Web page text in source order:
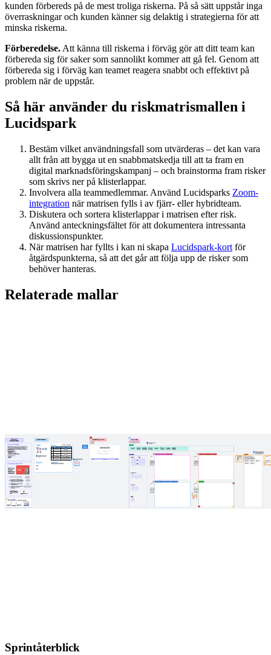
kunden förbereds på de mest troliga riskerna. På så sätt uppstår inga
överraskningar och kunden känner sig delaktig i strategierna för att
minska riskerna.
Förberedelse. Att känna till riskerna i förväg gör att ditt team kan
förbereda sig för saker som sannolikt kommer att gå fel. Genom att
förbereda sig i förväg kan teamet reagera snabbt och effektivt på
problem när de uppstår.
Så här använder du riskmatrismallen i
Lucidspark
Bestäm vilket användningsfall som utvärderas – det kan vara
allt från att bygga ut en snabbmatskedja till att ta fram en
digital marknadsföringskampanj – och brainstorma fram risker
som skrivs ner på klisterlappar.
Involvera alla teammedlemmar. Använd Lucidsparks Zoom-
integration när matrisen fylls i av fjärr- eller hybridteam.
Diskutera och sortera klisterlappar i matrisen efter risk.
Använd anteckningsfältet för att dokumentera intressanta
diskussionspunkter.
När matrisen har fyllts i kan ni skapa Lucidspark-kort för
åtgärdspunkterna, så att det går att följa upp de risker som
behöver hanteras.
Relaterade mallar
Sprintåterblick